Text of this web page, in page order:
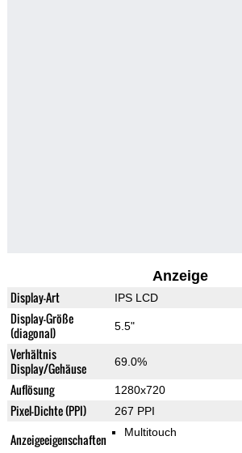
Anzeige
Display-Art IPS LCD
Display-Größe
(diagonal)
5.5"
Verhältnis
Display/Gehäuse
69.0%
Auflösung 1280x720
Pixel-Dichte (PPI) 267 PPI
Anzeigeeigenschaften Multitouch